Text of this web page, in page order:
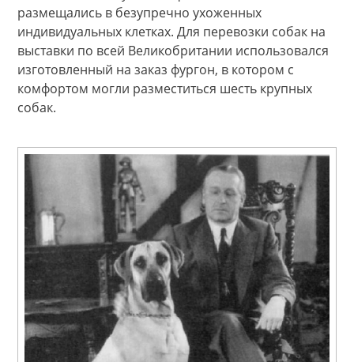
размещались в безупречно ухоженных
индивидуальных клетках. Для перевозки собак на
выставки по всей Великобритании использовался
изготовленный на заказ фургон, в котором с
комфортом могли разместиться шесть крупных
собак.